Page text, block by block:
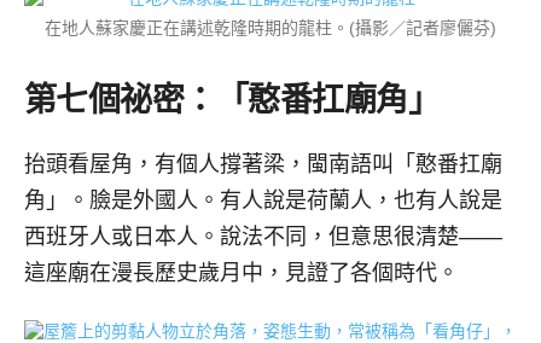
在地人蘇家慶正在講述乾隆時期的龍柱。(攝影／記者廖儷芬)
第七個祕密：「憨番扛廟角」
抬頭看屋角，有個人撐著梁，閩南語叫「憨番扛廟
角」。臉是外國人。有人說是荷蘭人，也有人說是
西班牙人或日本人。說法不同，但意思很清楚——
這座廟在漫長歷史歲月中，見證了各個時代。